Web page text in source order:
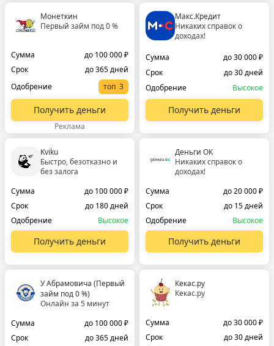
Монеткин
Первый займ под 0 %
Сумма
до 100 000 ₽
Срок
до 365 дней
Одобрение
топ
Получить деньги
Реклама
Макс.Кредит
Никаких справок о
доходах!
Сумма
до 30 000 ₽
Срок
до 30 дней
Одобрение
Высокое
Получить деньги
Kviku
Быстро, безотказно и
без залога
Сумма
до 100 000 ₽
Срок
до 180 дней
Одобрение
Высокое
Получить деньги
Деньги ОК
Никаких справок о
доходах!
Сумма
до 20 000 ₽
Срок
до 15 дней
Одобрение
Высокое
Получить деньги
У Абрамовича (Первый
займ под 0 %)
Онлайн за 5 минут
Сумма
до 100 000 ₽
Срок
до 365 дней
Кекас.ру
Кекас.ру
Сумма
до 30 000 ₽
Срок
до 30 дней